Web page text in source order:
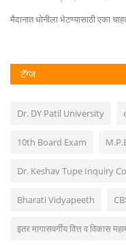
मैदानात धोनीला भेटण्यासाठी एका
टॅग्ज
Dr. DY Patil University
10th Board Exam
Dr. Keshav Tupe Inquiry
Bharati Vidyapeeth
इतर मागासवर्गीय वित्त व विकास